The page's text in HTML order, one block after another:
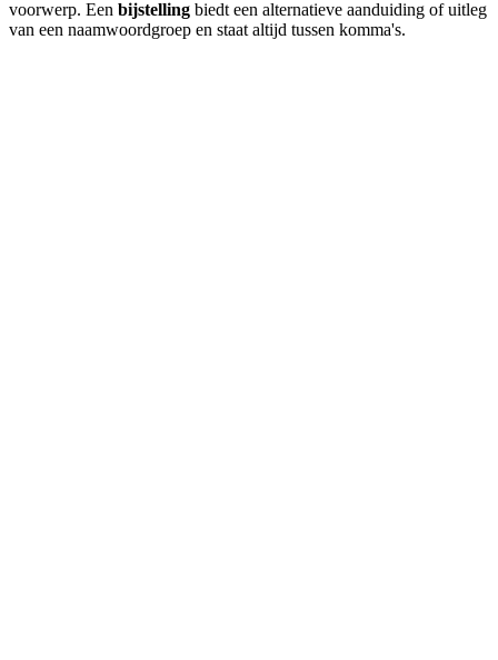
voorwerp. Een bijstelling biedt een alternatieve aanduiding of uitleg
van een naamwoordgroep en staat altijd tussen komma's.